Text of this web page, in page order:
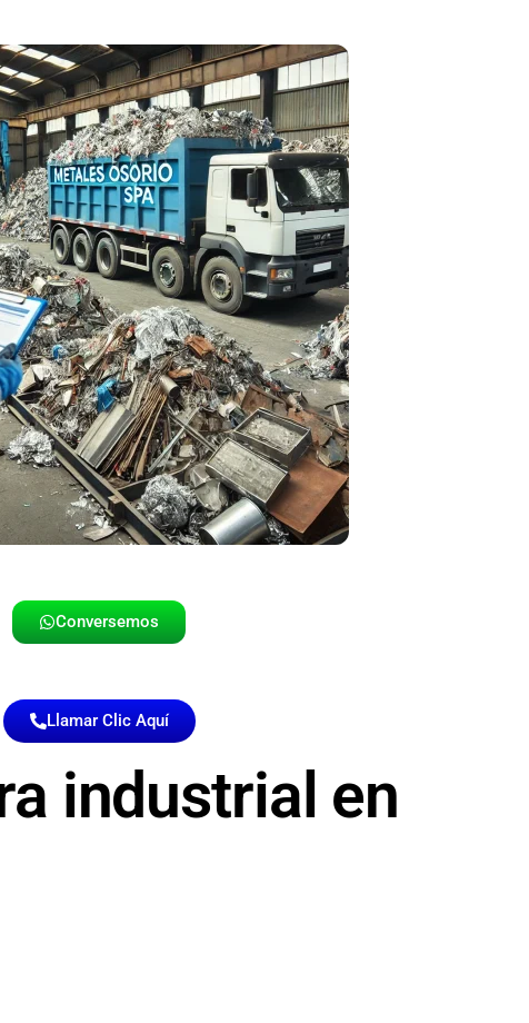
Conversemos
Llamar Clic Aquí
industrial en